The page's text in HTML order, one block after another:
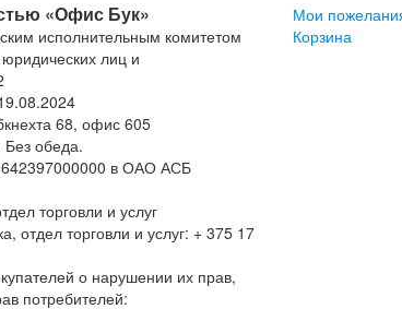
«Офис Бук»
исполнительным комитетом
юридических лиц и
68, офис 605
обеда.
в ОАО АСБ
торговли и услуг
отдел торговли и услуг: + 375 17
о нарушении их прав,
потребителей:
Мои
Корзина